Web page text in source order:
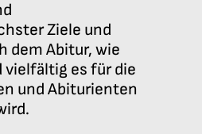
Ziele und
dem Abitur, wie
vielfältig es für die
und Abiturienten